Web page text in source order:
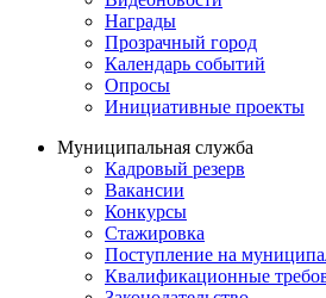
Награды
Прозрачный город
Календарь событий
Опросы
Инициативные проекты
Муниципальная служба
Кадровый резерв
Вакансии
Конкурсы
Стажировка
Поступление на
Квалификационные